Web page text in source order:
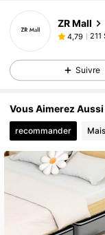
ZR Mall
4,79 211
Suivre
Vous Aimerez Aussi
recommander